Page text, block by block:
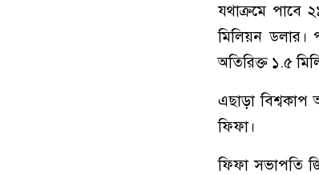
যথাক্রমে পাবে
মিলিয়ন ডলার।
অতিরিক্ত ১.৫
এছাড়া
ফিফা।
ফিফা সভাপতি